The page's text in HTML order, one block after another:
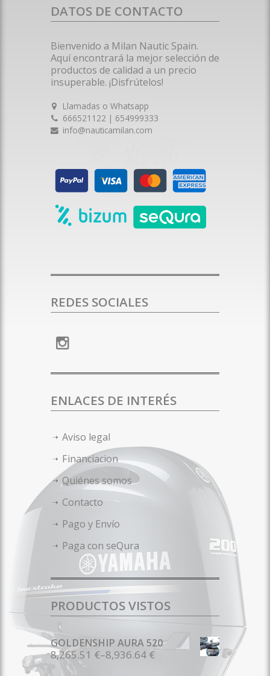
DATOS DE CONTACTO
Bienvenido a Milan Nautic Spain.
Aquí encontrará la mejor selección de
productos de calidad a un precio
insuperable. ¡Disfrútelos!
Llamadas o Whatsapp
666521122 | 654999333
info@nauticamilan.com
REDES SOCIALES
ENLACES DE INTERÉS
Aviso legal
Financiacion
Quiénes somos
Contacto
Pago y Envío
Paga con seQura
PRODUCTOS VISTOS
GOLDENSHIP AURA 520
8,265.51 €–8,936.64 €